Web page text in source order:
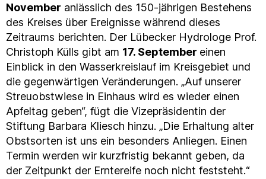
November anlässlich des 150-jährigen Bestehens
des Kreises über Ereignisse während dieses
Zeitraums berichten. Der Lübecker Hydrologe Prof.
Christoph Külls gibt am 17. September einen
Einblick in den Wasserkreislauf im Kreisgebiet und
die gegenwärtigen Veränderungen. „Auf unserer
Streuobstwiese in Einhaus wird es wieder einen
Apfeltag geben“, fügt die Vizepräsidentin der
Stiftung Barbara Kliesch hinzu. „Die Erhaltung alter
Obstsorten ist uns ein besonders Anliegen. Einen
Termin werden wir kurzfristig bekannt geben, da
der Zeitpunkt der Erntereife noch nicht feststeht.“